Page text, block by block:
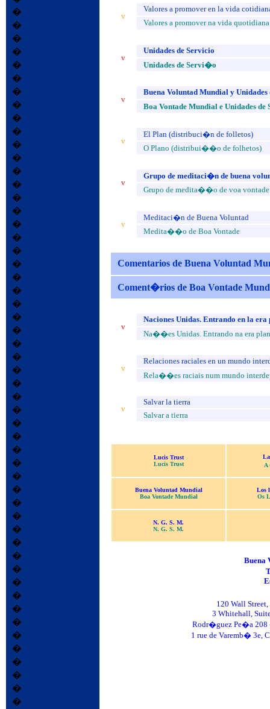
Lucis Trust
Lucis Trust
A
Buena Voluntad Mundial
Boa Vontade Mundial
Los
Os
N. G. S. M.
N. G. S. M.
v
Valores a promover en la vida
Valores a promover na vida quotidiana
v
Unidades de Servicio
Unidades de Servi�o
v
Buena Voluntad Mundial y Unidades
Boa Vontade Mundial e Unidades
v
El Plan (distribuci�n de folletos)
O Plano (distribui��o de folhetos)
v
Grupo de meditaci�n de buena
Grupo de medita��o de voa vontade
v
Meditaci�n de Buena Voluntad
Medita��o de Boa Vontade
Comentarios de Buena Voluntad
Coment�rios de Boa Vontade
v
Naciones Unidas. Entrando en la
Na��es Unidas. Entrando na era
v
Relaciones raciales en un mundo
Rela��es raciais num mundo
v
Salvar la tierra
Salvar a tierra
Buena
120 Wall
3 Whitehall,
Rodr�guez Pe�a 208
1 rue de Varemb� 3e,
�
�
�
�
�
�
�
�
�
�
�
�
�
�
�
�
�
�
�
�
�
�
�
�
�
�
�
�
�
�
�
�
�
�
�
�
�
�
�
�
�
�
�
�
�
�
�
�
�
�
�
�
�